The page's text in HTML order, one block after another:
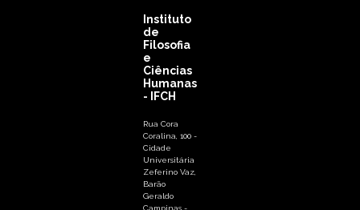
Instituto
de
Filosofia
e
Ciências
Humanas
- IFCH
Rua Cora
Coralina, 100 -
Cidade
Universitária
Zeferino Vaz,
Barão
Geraldo